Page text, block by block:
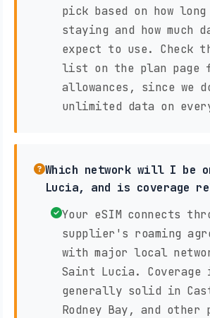
pick based on how
staying and how much
expect to use. Check
list on the plan page
allowances, since we
unlimited data on
Which network will I be
Lucia, and is coverage
Your eSIM connects
supplier's roaming
with major local
Saint Lucia. Coverage
generally solid in
Rodney Bay, and other